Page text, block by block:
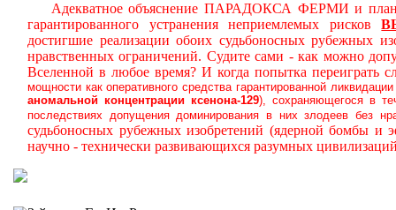
Адекватное объяснение ПАРАДОКСА ФЕРМИ и
гарантированного устранения неприемлемых рисков
достигшие реализации обоих судьбоносных рубежных
нравственных ограничений. Судите сами - как можно
Вселенной в любое время? И когда попытка переиграть
мощности как оперативного средства гарантированной
аномальной концентрации ксенона-129), сохраняющегося в
последствиях допущения доминирования в них злодеев без
судьбоносных рубежных изобретений (ядерной бомбы и
научно - технически развивающихся разумных